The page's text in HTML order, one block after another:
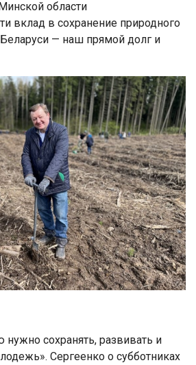
области
вклад в сохранение природного
— наш прямой долг и
нужно сохранять, развивать и
Сергеенко о субботниках